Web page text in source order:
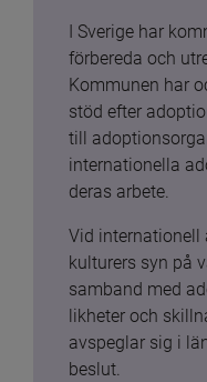
I Sverige har
förbereda och
Kommunen har
stöd efter
till
internationella
deras arbete.
Vid
kulturers syn på
samband med
likheter och
avspeglar sig i
beslut.